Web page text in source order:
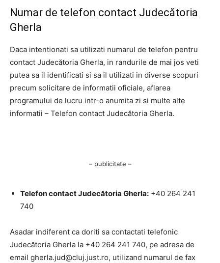
Numar de telefon contact Judecătoria
Gherla
Daca intentionati sa utilizati numarul de telefon pentru
contact Judecătoria Gherla, in randurile de mai jos veti
putea sa il identificati si sa il utilizati in diverse scopuri
precum solicitare de informatii oficiale, aflarea
programului de lucru intr-o anumita zi si multe alte
informatii – Telefon contact Judecătoria Gherla.
– publicitate –
Telefon contact Judecătoria Gherla: +40 264 241
740
Asadar indiferent ca doriti sa contactati telefonic
Judecătoria Gherla la +40 264 241 740, pe adresa de
email gherla.jud@cluj.just.ro, utilizand numarul de fax